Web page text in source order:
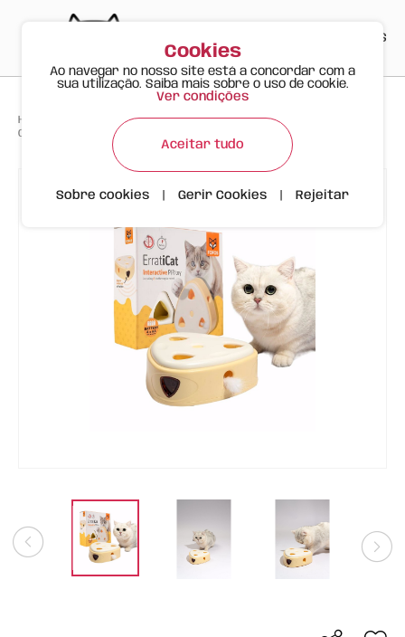
ES
Happy Meow Produtos > >
Caixa de Queijo com Penas p/ Caçar FOFOS
Cookies
Ao navegar no nosso site está a concordar com a
sua utilização. Saiba mais sobre o uso de cookie.
Ver condições
Aceitar tudo
Sobre cookies Gerir Cookies Rejeitar